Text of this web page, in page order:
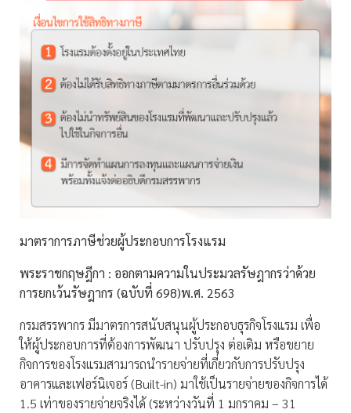
มาตราการภาษีช่วยผู้ประกอบการโรงแรม
พระราชกฤษฎีกา : ออกตามความในประมวลรัษฎากรว่าด้วย
การยกเว้นรัษฎากร (ฉบับที่ 698)พ.ศ. 2563
กรมสรรพากร มีมาตรการสนับสนุนผู้ประกอบธุรกิจโรงแรม เพื่อ
ให้ผู้ประกอบการที่ต้องการพัฒนา ปรับปรุง ต่อเติม หรือขยาย
กิจการของโรงแรมสามารถนำรายจ่ายที่เกี่ยวกับการปรับปรุง
อาคารและเฟอร์นิเจอร์ (Built-in) มาใช้เป็นรายจ่ายของกิจการได้
1.5 เท่าของรายจ่ายจริงได้ (ระหว่างวันที่ 1 มกราคม – 31